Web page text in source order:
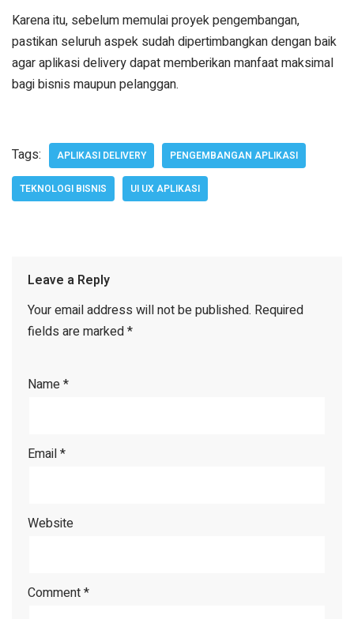
Karena itu, sebelum memulai proyek pengembangan,
pastikan seluruh aspek sudah dipertimbangkan dengan baik
agar aplikasi delivery dapat memberikan manfaat maksimal
bagi bisnis maupun pelanggan.
Tags: APLIKASI DELIVERY PENGEMBANGAN APLIKASI
TEKNOLOGI BISNIS UI UX APLIKASI
Leave a Reply
Your email address will not be published. Required
fields are marked*
Name*
Email*
Website
Comment*